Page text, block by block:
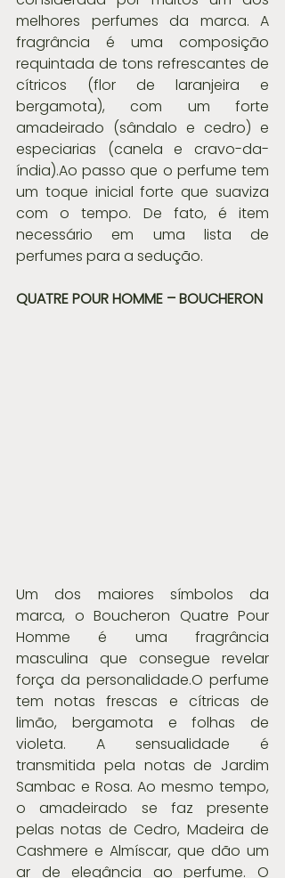
melhores perfumes da marca. A
fragrância é uma composição
requintada de tons refrescantes de
cítricos (flor de laranjeira e
bergamota), com um forte
amadeirado (sândalo e cedro) e
especiarias (canela e cravo-da-
índia).Ao passo que o perfume tem
um toque inicial forte que suaviza
com o tempo. De fato, é item
necessário em uma lista de
perfumes para a sedução.
QUATRE POUR HOMME – BOUCHERON
Um dos maiores símbolos da
marca, o Boucheron Quatre Pour
Homme é uma fragrância
masculina que consegue revelar
força da personalidade.O perfume
tem notas frescas e cítricas de
limão, bergamota e folhas de
violeta. A sensualidade é
transmitida pela notas de Jardim
Sambac e Rosa. Ao mesmo tempo,
o amadeirado se faz presente
pelas notas de Cedro, Madeira de
Cashmere e Almíscar, que dão um
ar de elegância ao perfume. O